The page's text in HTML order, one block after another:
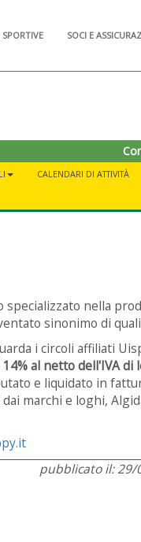
SOCI E
CALENDARI DI ATTIVITÀ
specializzato nella
sinonimo di
i circoli affiliati
al netto dell'IVA di
e liquidato in
marchi e loghi,
pubblicato il: 29/